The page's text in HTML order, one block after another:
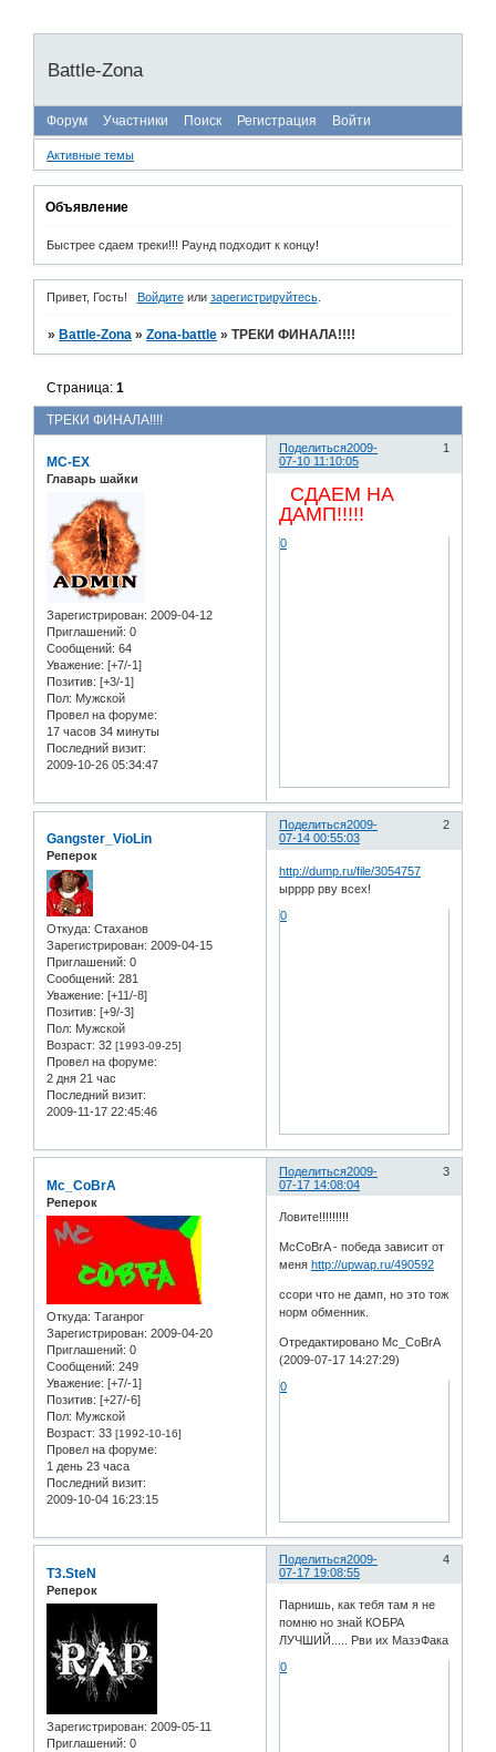
Battle-Zona
Форум Участники Поиск Регистрация Войти
Активные темы
Объявление
Быстрее сдаем треки!!! Раунд подходит к концу!
Привет, Гость! Войдитеили зарегистрируйтесь.
» Battle-Zona »Zona-battle »ТРЕКИ ФИНАЛА!!!!
ТРЕКИ ФИНАЛА!!!!
Страница:1
Поделиться 1
2009-
07-10 11:10:05
MC-EX
Главарь шайки
Зарегистрирован: 2009-04-12
Приглашений: 0
Сообщений: 64
Уважение: [+7/-1]
Позитив: [+3/-1]
Пол: Мужской
Провел на форуме:
17 часов 34 минуты
Последний визит:
2009-10-26 05:34:47
СДАЕМ НА
ДАМП!!!!!
0
Поделиться 2
2009-
07-14 00:55:03
Gangster_VioLin
Реперок
Откуда: Стаханов
Зарегистрирован: 2009-04-15
Приглашений: 0
Сообщений: 281
Уважение: [+11/-8]
Позитив: [+9/-3]
Пол: Мужской
Возраст: 32 [1993-09-25]
Провел на форуме:
2 дня 21 час
Последний визит:
2009-11-17 22:45:46
http://dump.ru/file/3054757
ырррр рву всех!
0
Поделиться 3
2009-
07-17 14:08:04
Mc_CoBrA
Реперок
Откуда: Таганрог
Зарегистрирован: 2009-04-20
Приглашений: 0
Сообщений: 249
Уважение: [+7/-1]
Позитив: [+27/-6]
Пол: Мужской
Возраст: 33 [1992-10-16]
Провел на форуме:
1 день 23 часа
Последний визит:
2009-10-04 16:23:15
Ловите!!!!!!!!!
McCoBrA - победа зависит от
меняhttp://upwap.ru/490592
ссори что не дамп, но это тож
норм обменник.
Отредактировано Mc_CoBrA
(2009-07-17 14:27:29)
0
Поделиться 4
2009-
07-17 19:08:55
T3.SteN
Реперок
Зарегистрирован: 2009-05-11
Приглашений: 0
Парнишь, как тебя там я не
помню но знай КОБРА
ЛУЧШИЙ..... Рви их МазэФака
0